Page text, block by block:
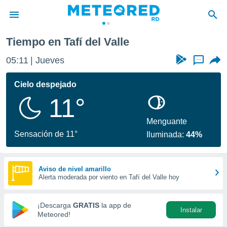
de
ha sido
calidad.
a este
las
forma
digital
basada
Tiempo en Tafí del Valle
05:11 Jueves ...
Cielo despejado
11°
Sensación de 11°
Menguante
Iluminada:44%
Aviso de nivel amarillo
Alerta moderada por viento en Tafí del Valle hoy
¡Descarga GRATIS la app de
Meteored!
Instalar